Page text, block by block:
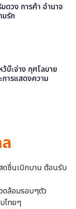
ดวง การค้า อำนาจ
มรัก
ว้บ๊ะจ่าง กุศโลบาย
ารแสดงความ
ดชื่นเบิกบาน ต้อนรับ
ดล้อมรอบๆตัว
ไทยๆ